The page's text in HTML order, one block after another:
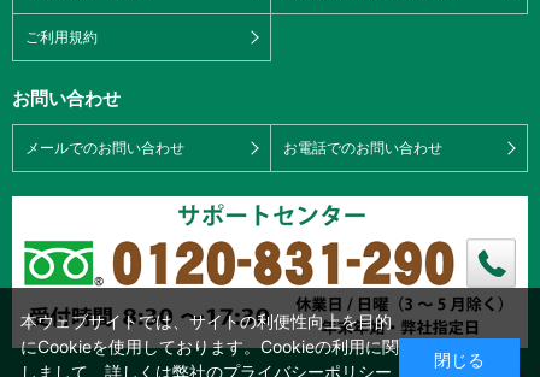
ご利用規約
お問い合わせ
メールでのお問い合わせ お電話でのお問い合わせ
本ウェブサイトでは、サイトの利便性向上を目的
にCookieを使用しております。Cookieの利用に関
しまして、詳しくは弊社のプライバシーポリシー
閉じる